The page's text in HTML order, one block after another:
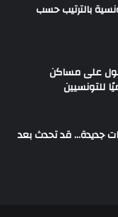
بالترتيب حسب
على مساكن
للتونسيين
جديدة… قد تحدث بعد